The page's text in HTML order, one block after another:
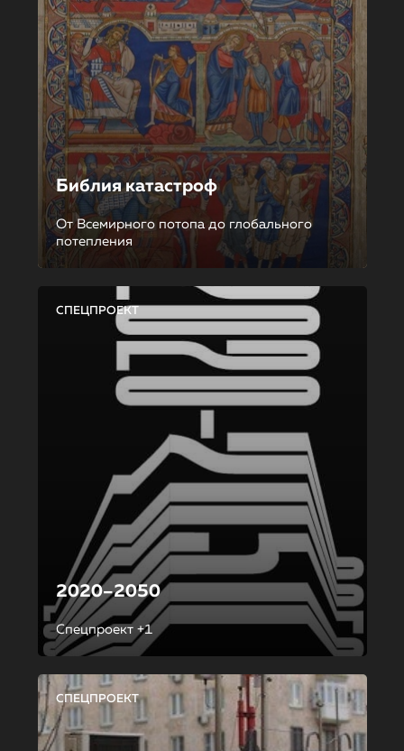
Библия катастроф
От Всемирного потопа до глобального
потепления
СПЕЦПРОЕКТ
2020–2050
Спецпроект +1
СПЕЦПРОЕКТ